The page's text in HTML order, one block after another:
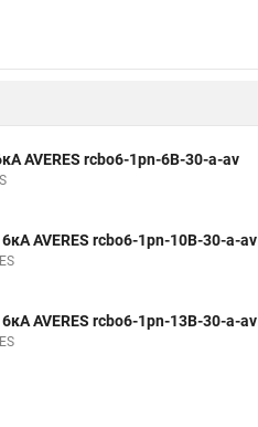
AVERES rcbo6-1pn-6B-30-a-av
AVERES rcbo6-1pn-10B-30-a-av
AVERES rcbo6-1pn-13B-30-a-av